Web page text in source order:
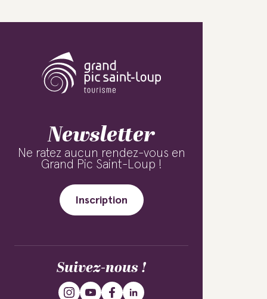
Newsletter
Ne ratez aucun rendez-vous en
Grand Pic Saint-Loup !
Inscription
Suivez-nous !